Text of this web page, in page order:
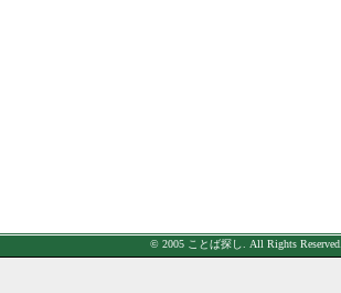
© 2005 ことば探し. All Rights Reserved.